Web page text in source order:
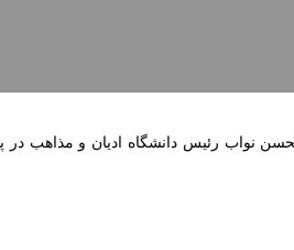
نواب رئیس دانشگاه ادیان و مذاهب